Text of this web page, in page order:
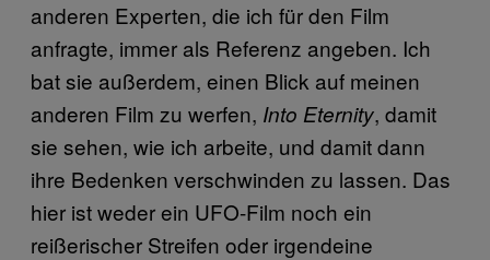
anderen Experten, die ich für den Film
anfragte, immer als Referenz angeben. Ich
bat sie außerdem, einen Blick auf meinen
anderen Film zu werfen, Into Eternity, damit
sie sehen, wie ich arbeite, und damit dann
ihre Bedenken verschwinden zu lassen. Das
hier ist weder ein UFO-Film noch ein
reißerischer Streifen oder irgendeine